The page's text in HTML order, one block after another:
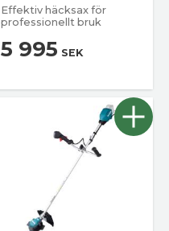
Effektiv häcksax för
professionellt bruk
5 995 SEK